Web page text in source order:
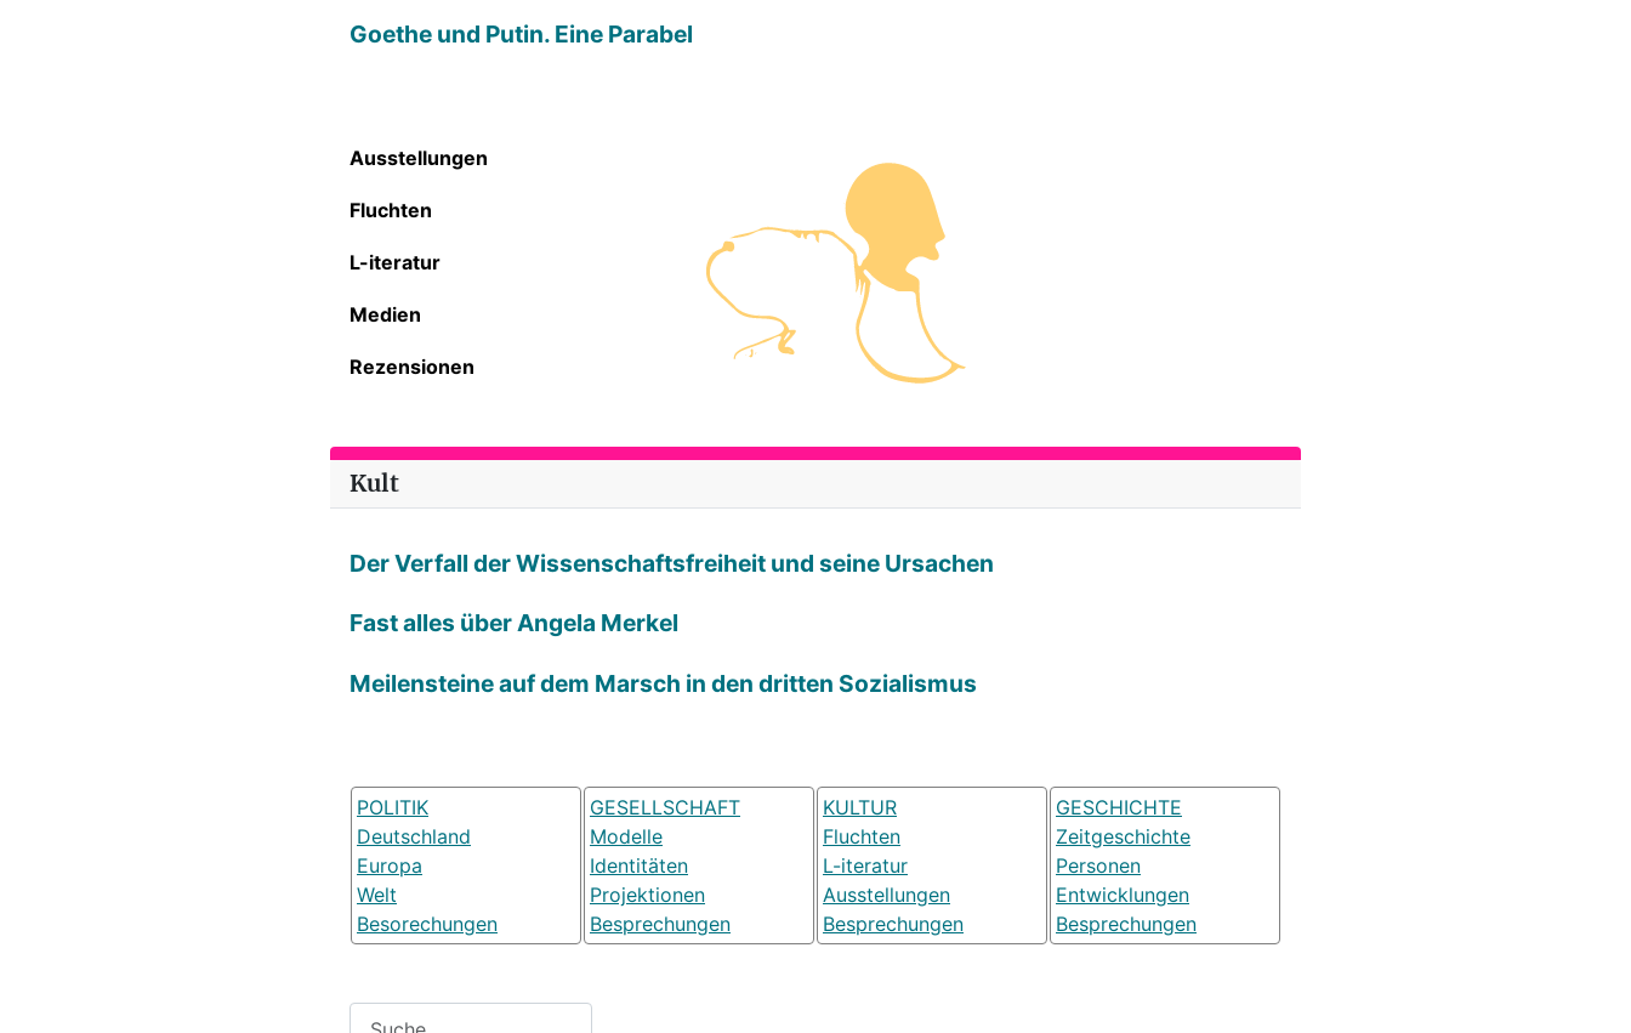
Goethe und Putin. Eine Parabel
Ausstellungen
Fluchten
L-iteratur
Medien
Rezensionen
Kult
Der Verfall der Wissenschaftsfreiheit und seine Ursachen
Fast alles über Angela Merkel
Meilensteine auf dem Marsch in den dritten Sozialismus
POLITIK
Deutschland
Europa
Welt
Besorechungen
GESELLSCHAFT
Modelle
Identitäten
Projektionen
Besprechungen
KULTUR
Fluchten
L-iteratur
Ausstellungen
Besprechungen
GESCHICHTE
Zeitgeschichte
Personen
Entwicklungen
Besprechungen